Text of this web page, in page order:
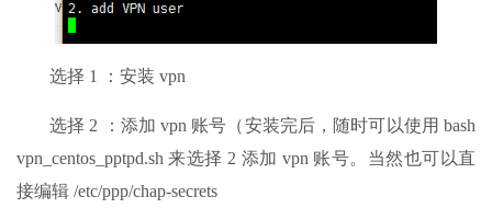
选择 1 ：安装 vpn
选择 2 ：添加 vpn 账号（安装完后，随时可以使用 bash
vpn_centos_pptpd.sh 来选择 2 添加 vpn 账号。当然也可以直
接编辑 /etc/ppp/chap-secrets